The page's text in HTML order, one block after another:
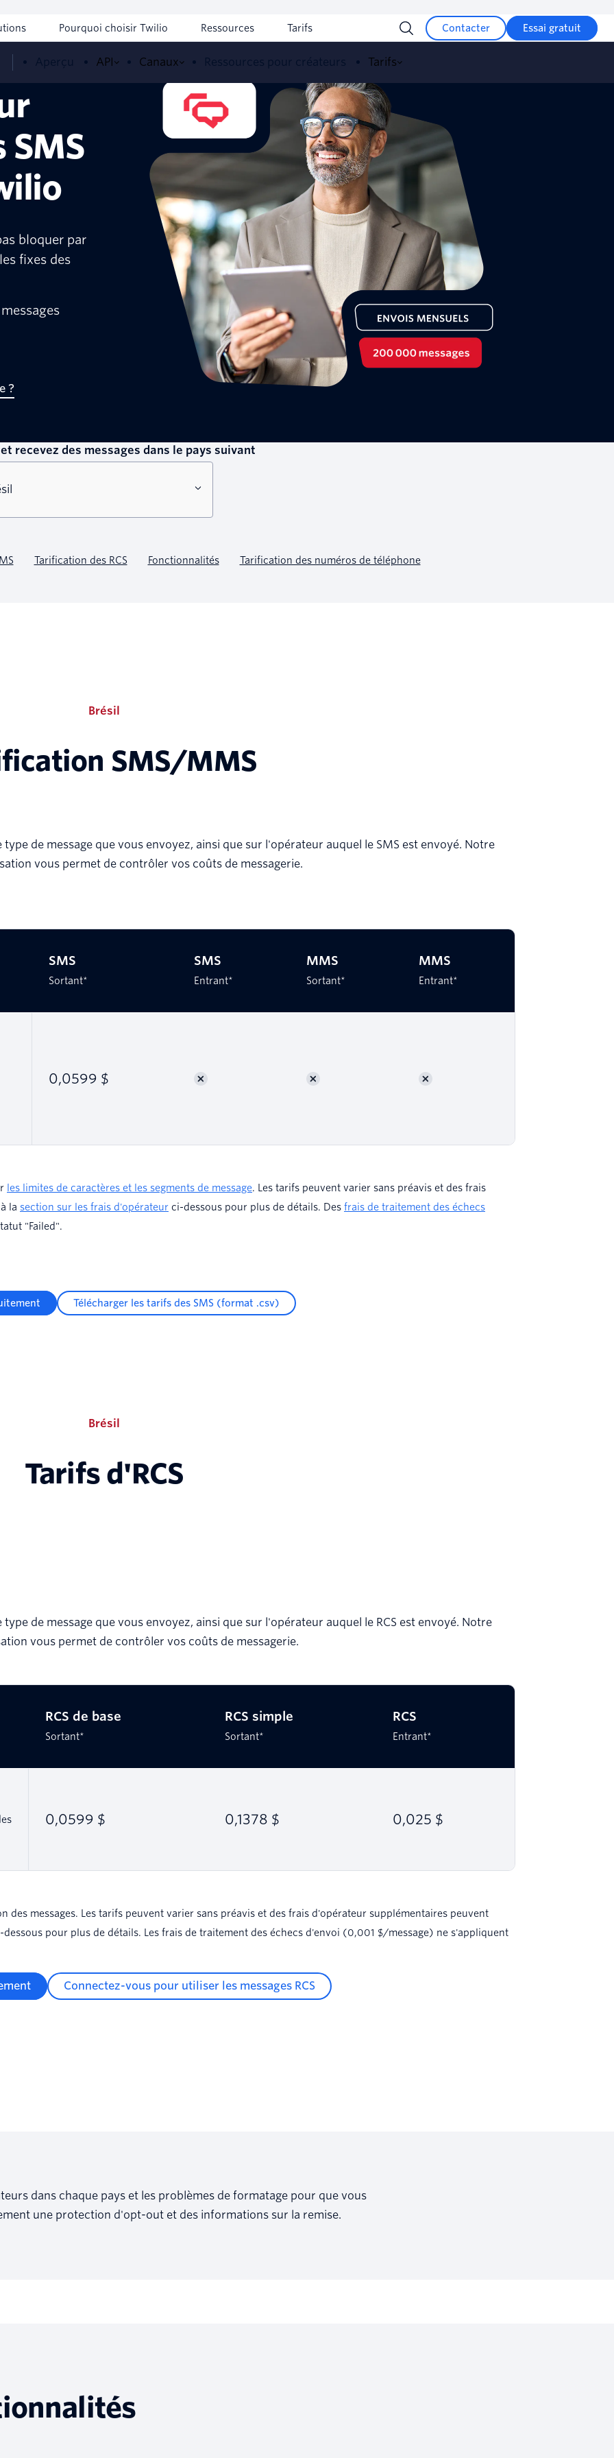
Pourquoi choisir Twilio Ressources Tarifs Contacter Essai gratuit
Aperçu API Canaux Ressources pour créateurs Tarifs
bloquer par
fixes des
?
et recevez des messages dans le pays suivant
Tarification des RCS Fonctionnalités Tarification des numéros de téléphone
Brésil
SMS/MMS
de message que vous envoyez, ainsi que sur l'opérateur auquel le SMS est envoyé. Notre
vous permet de contrôler vos coûts de messagerie.
SMS
Sortant*
SMS
Entrant*
MMS
Sortant*
MMS
Entrant*
0,0599 $
les limites de caractères et les segments de message. Les tarifs peuvent varier sans préavis et des frais
la section sur les frais d'opérateur ci-dessous pour plus de détails. Des frais de traitement des échecs
"Failed".
Télécharger les tarifs des SMS (format .csv)
Brésil
Tarifs d'RCS
de message que vous envoyez, ainsi que sur l'opérateur auquel le RCS est envoyé. Notre
vous permet de contrôler vos coûts de messagerie.
RCS de base
Sortant*
RCS simple
Sortant*
RCS
Entrant*
0,0599 $ 0,1378 $ 0,025 $
des messages. Les tarifs peuvent varier sans préavis et des frais d'opérateur supplémentaires peuvent
pour plus de détails. Les frais de traitement des échecs d'envoi (0,001 $/message) ne s'appliquent
Connectez-vous pour utiliser les messages RCS
dans chaque pays et les problèmes de formatage pour que vous
une protection d'opt-out et des informations sur la remise.